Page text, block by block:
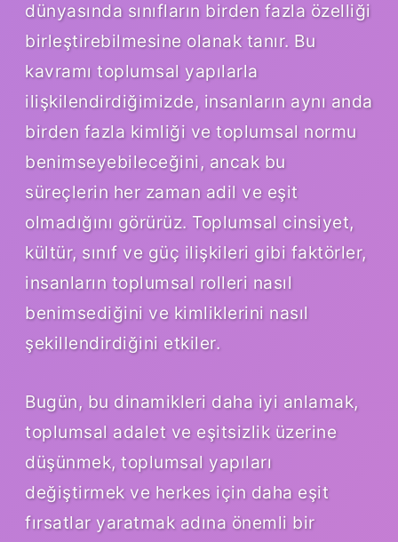
dünyasında sınıfların birden fazla özelliği
birleştirebilmesine olanak tanır. Bu
kavramı toplumsal yapılarla
ilişkilendirdiğimizde, insanların aynı anda
birden fazla kimliği ve toplumsal normu
benimseyebileceğini, ancak bu
süreçlerin her zaman adil ve eşit
olmadığını görürüz. Toplumsal cinsiyet,
kültür, sınıf ve güç ilişkileri gibi faktörler,
insanların toplumsal rolleri nasıl
benimsediğini ve kimliklerini nasıl
şekillendirdiğini etkiler.
Bugün, bu dinamikleri daha iyi anlamak,
toplumsal adalet ve eşitsizlik üzerine
düşünmek, toplumsal yapıları
değiştirmek ve herkes için daha eşit
fırsatlar yaratmak adına önemli bir